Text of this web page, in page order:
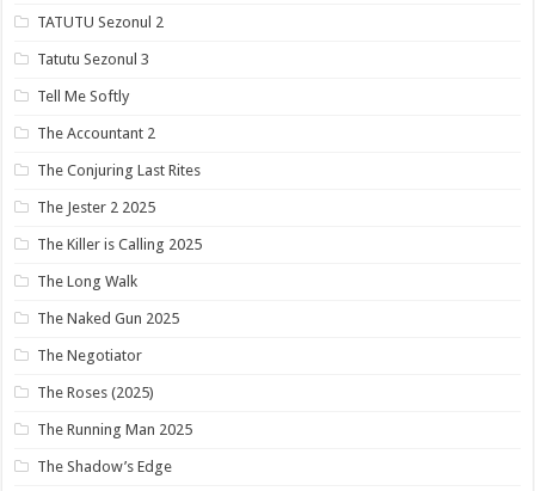
TATUTU Sezonul 2
Tatutu Sezonul 3
Tell Me Softly
The Accountant 2
The Conjuring Last Rites
The Jester 2 2025
The Killer is Calling 2025
The Long Walk
The Naked Gun 2025
The Negotiator
The Roses (2025)
The Running Man 2025
The Shadow’s Edge